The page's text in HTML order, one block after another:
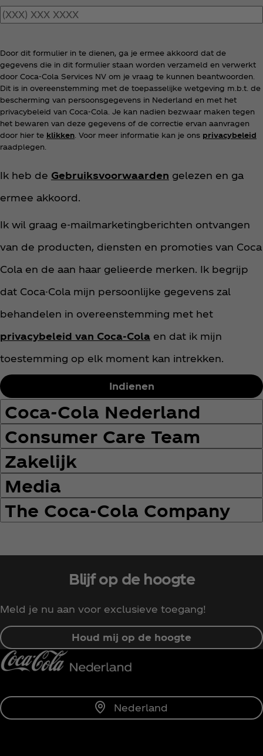
Door dit formulier in te dienen, ga je ermee akkoord dat de
gegevens die in dit formulier staan worden verzameld en verwerkt
door Coca‑Cola Services NV om je vraag te kunnen beantwoorden.
Dit is in overeenstemming met de toepasselijke wetgeving m.b.t. de
bescherming van persoonsgegevens in Nederland en met het
privacybeleid van Coca‑Cola. Je kan nadien bezwaar maken tegen
het bewaren van deze gegevens of de correctie ervan aanvragen
door hier te klikken . Voor meer informatie kan je ons privacybeleid
raadplegen.
T
r
s
d
o
n
i
t
o
n
Ik heb de Gebruiksvoorwaarden gelezen en ga
ermee akkoord.
Ik wil graag e-mailmarketingberichten ontvangen
van de producten, diensten en promoties van Coca
Cola en de aan haar gelieerde merken. Ik begrijp
dat Coca-Cola mijn persoonlijke gegevens zal
behandelen in overeenstemming met het
privacybeleid van Coca‑Cola en dat ik mijn
toestemming op elk moment kan intrekken.
Indienen
Coca‑Cola Nederland
Consumer Care Team
Zakelijk
Media
The Coca‑Cola Company
Blijf op de hoogte
Meld je nu aan voor exclusieve toegang!
Houd mij op de hoogte
Nederland